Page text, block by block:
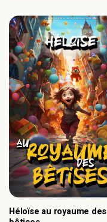
Héloïse au royaume des